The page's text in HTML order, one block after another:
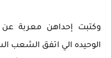
وكتبت إحداهن معربة